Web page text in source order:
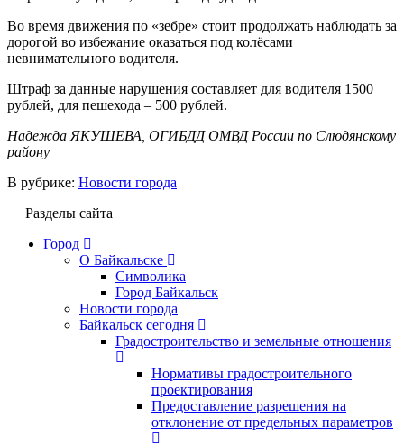
Во время движения по «зебре» стоит продолжать наблюдать за
дорогой во избежание оказаться под колёсами
невнимательного водителя.
Штраф за данные нарушения составляет для водителя 1500
рублей, для пешехода – 500 рублей.
Надежда ЯКУШЕВА, ОГИБДД ОМВД России по Слюдянскому
району
В рубрике: Новости города
Разделы сайта
Город
О Байкальске
Символика
Город Байкальск
Новости города
Байкальск сегодня
Градостроительство и земельные отношения
Нормативы градостроительного
проектирования
Предоставление разрешения на
отклонение от предельных параметров